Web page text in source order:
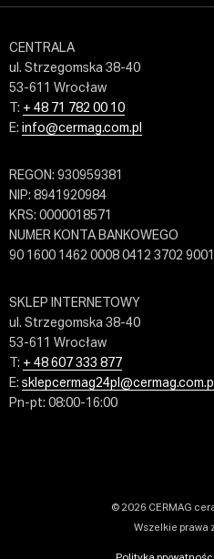
CENTRALA
ul. Strzegomska 38-40
53-611 Wrocław
T: + 48 71 782 00 10
E: info@cermag.com.pl
REGON: 930959381
NIP: 8941920984
KRS: 0000018571
NUMER KONTA BANKOWEGO
90 1600 1462 0008 0412 3702 9001
SKLEP INTERNETOWY
ul. Strzegomska 38-40
53-611 Wrocław
T: + 48 607 333 877
E: sklepcermag24pl@cermag.com.pl
Pn-pt: 08:00-16:00
© 2026 CERMAG
Wszelkie prawa